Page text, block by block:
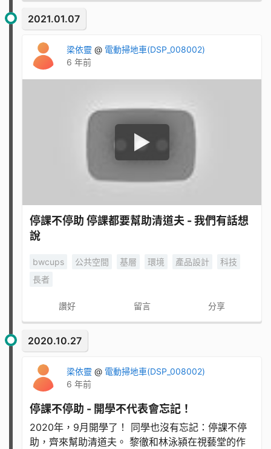
2021.01.07
梁依靈 @ 電動掃地車(DSP_008002)
6 年前
停課不停助 停課都要幫助清道夫 - 我們有話想
說
bwcups 公共空間 基層 環境 產品設計
科技
長者
讚好 留言 分享
2020.10.27
梁依靈 @ 電動掃地車(DSP_008002)
6 年前
停課不停助 - 開學不代表會忘記！
2020年，9月開學了！ 同學也沒有忘記：停課不停
助，齊來幫助清道夫。 黎徹和林泳潁在視藝堂的作